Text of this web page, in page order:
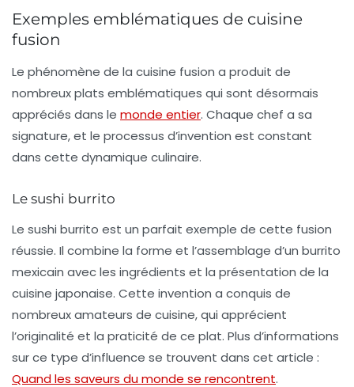
Exemples emblématiques de cuisine
fusion
Le phénomène de la cuisine fusion a produit de
nombreux plats emblématiques qui sont désormais
appréciés dans le monde entier. Chaque chef a sa
signature, et le processus d’invention est constant
dans cette dynamique culinaire.
Le sushi burrito
Le sushi burrito est un parfait exemple de cette fusion
réussie. Il combine la forme et l’assemblage d’un burrito
mexicain avec les ingrédients et la présentation de la
cuisine japonaise. Cette invention a conquis de
nombreux amateurs de cuisine, qui apprécient
l’originalité et la praticité de ce plat. Plus d’informations
sur ce type d’influence se trouvent dans cet article :
Quand les saveurs du monde se rencontrent.